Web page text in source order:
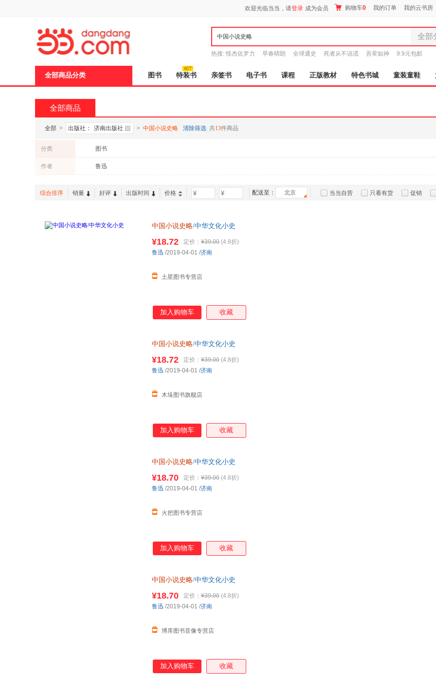
欢迎光临当当，请登录 成为会员 购物车0 我的订单 我的云书房
全部
全部分
图书
电子书
家具
热搜: 怪杰佐罗力 早春晴朗 全球通史 死者从不说谎 吾辈如神 9.9元包邮
全部商品分类 图书 特装书 亲签书 电子书 课程 正版教材 特色书城 童装童鞋
全部商品
全部 > 出版社： 济南出版社 > 中国小说史略 清除筛选 共13件商品
分类 图书
作者 鲁迅
综合排序 销量 好评 出版时间 价格 - 配送至： 北京 当当自营 只看有货 促销
中国小说史略/中华文化小史
¥18.72 定价： ¥39.00 (4.8折)
土星图书专营店
鲁迅 /2019-04-01 /济南
加入购物车 收藏
中国小说史略/中华文化小史
¥18.72 定价： ¥39.00 (4.8折)
木垛图书旗舰店
鲁迅 /2019-04-01 /济南
加入购物车 收藏
中国小说史略/中华文化小史
¥18.70 定价： ¥39.00 (4.8折)
火把图书专营店
鲁迅 /2019-04-01 /济南
加入购物车 收藏
中国小说史略/中华文化小史
¥18.70 定价： ¥39.00 (4.8折)
博库图书音像专营店
鲁迅 /2019-04-01 /济南
加入购物车 收藏
页